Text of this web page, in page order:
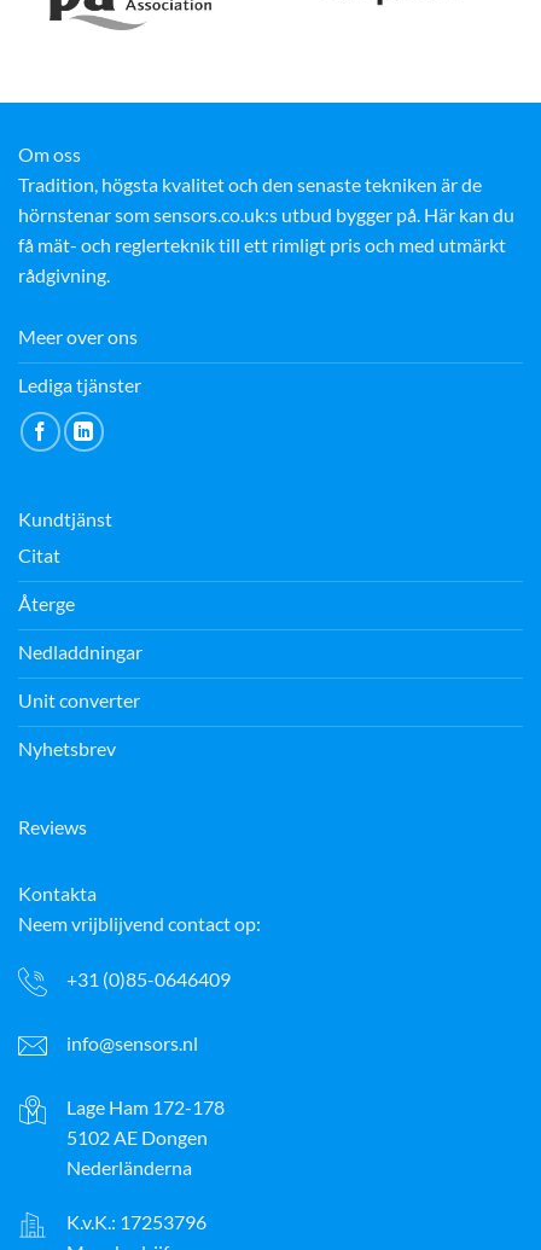
Om oss
Tradition, högsta kvalitet och den senaste tekniken är de
hörnstenar som sensors.co.uk:s utbud bygger på. Här kan du
få mät- och reglerteknik till ett rimligt pris och med utmärkt
rådgivning.
Meer over ons
Lediga tjänster
Kundtjänst
Citat
Återge
Nedladdningar
Unit converter
Nyhetsbrev
Reviews
Kontakta
Neem vrijblijvend contact op:
+31 (0)85-0646409
info@sensors.nl
Lage Ham 172-178
5102 AE Dongen
Nederländerna
K.v.K.: 17253796